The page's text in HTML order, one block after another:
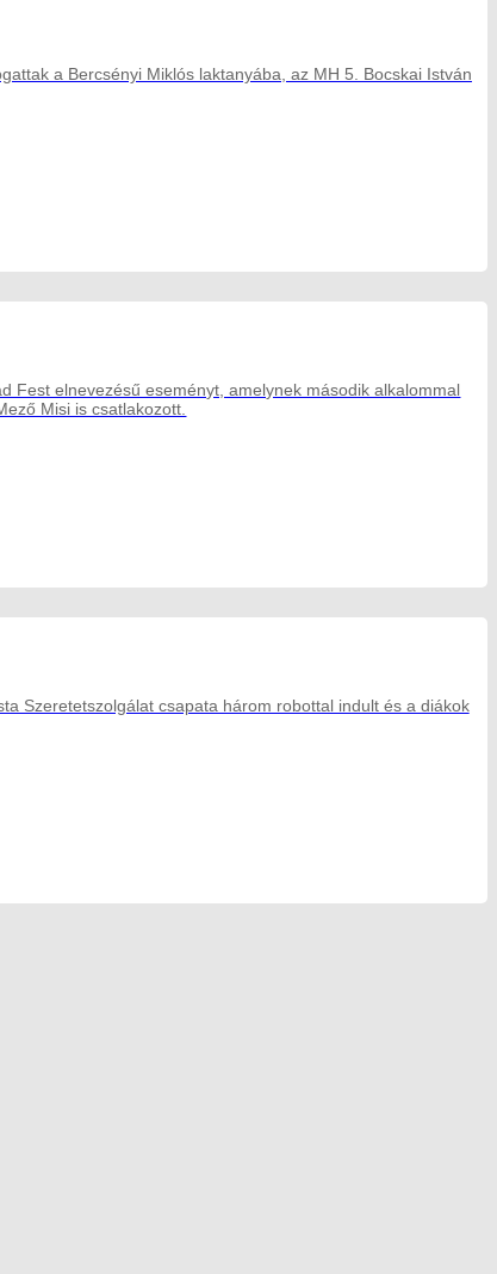
a Bercsényi Miklós laktanyába, az MH 5. Bocskai István
Fest elnevezésű eseményt, amelynek második alkalommal
Misi is csatlakozott.
Szeretetszolgálat csapata három robottal indult és a diákok